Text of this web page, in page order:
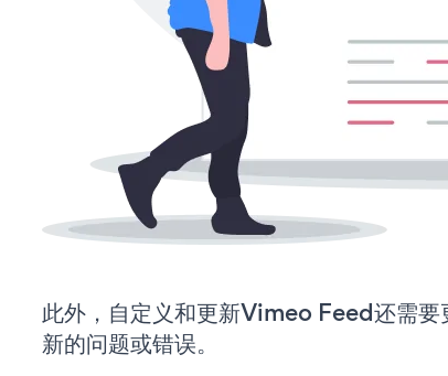
此外，自定义和更新Vimeo Feed还需要
新的问题或错误。